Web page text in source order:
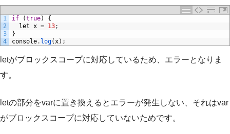
1
2
3
4
if (true)
{
let
x = 13;
}
console. log( x) ;
letがブロックスコープに対応しているため、エラーとなりま
す。
letの部分をvarに置き換えるとエラーが発生しない、それはvar
がブロックスコープに対応していないためです。